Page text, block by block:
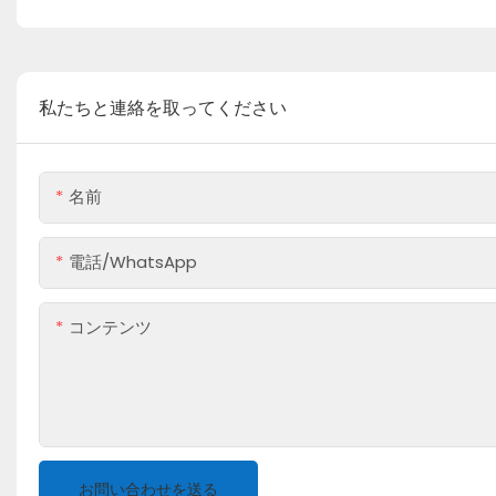
私たちと連絡を取ってください
名前
電話/WhatsApp
コンテンツ
お問い合わせを送る